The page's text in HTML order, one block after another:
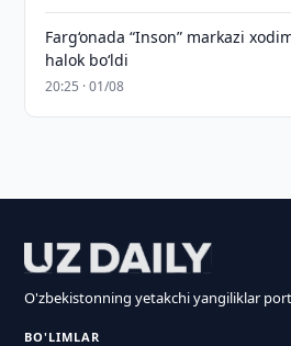
Farg‘onada “Inson” markazi
halok bo‘ldi
20:25 · 01/08
O'zbekistonning yetakchi yangiliklar
BO'LIMLAR